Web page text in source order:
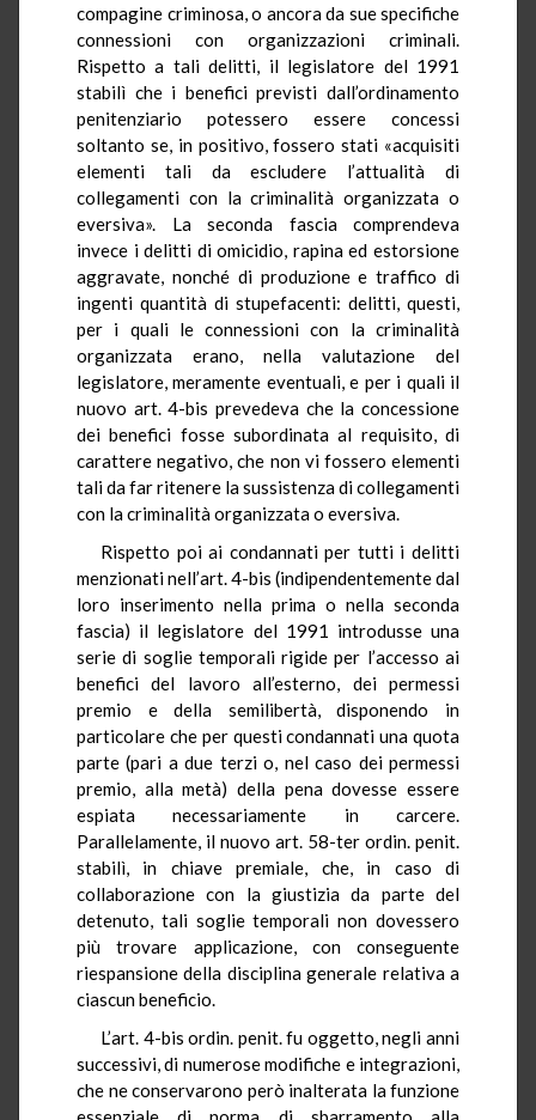
compagine criminosa, o ancora da sue specifiche
connessioni con organizzazioni criminali.
Rispetto a tali delitti, il legislatore del 1991
stabilì che i benefici previsti dall’ordinamento
penitenziario potessero essere concessi
soltanto se, in positivo, fossero stati «acquisiti
elementi tali da escludere l’attualità di
collegamenti con la criminalità organizzata o
eversiva». La seconda fascia comprendeva
invece i delitti di omicidio, rapina ed estorsione
aggravate, nonché di produzione e traffico di
ingenti quantità di stupefacenti: delitti, questi,
per i quali le connessioni con la criminalità
organizzata erano, nella valutazione del
legislatore, meramente eventuali, e per i quali il
nuovo art. 4-bis prevedeva che la concessione
dei benefici fosse subordinata al requisito, di
carattere negativo, che non vi fossero elementi
tali da far ritenere la sussistenza di collegamenti
con la criminalità organizzata o eversiva.
Rispetto poi ai condannati per tutti i delitti
menzionati nell’art. 4-bis (indipendentemente dal
loro inserimento nella prima o nella seconda
fascia) il legislatore del 1991 introdusse una
serie di soglie temporali rigide per l’accesso ai
benefici del lavoro all’esterno, dei permessi
premio e della semilibertà, disponendo in
particolare che per questi condannati una quota
parte (pari a due terzi o, nel caso dei permessi
premio, alla metà) della pena dovesse essere
espiata necessariamente in carcere.
Parallelamente, il nuovo art. 58-ter ordin. penit.
stabilì, in chiave premiale, che, in caso di
collaborazione con la giustizia da parte del
detenuto, tali soglie temporali non dovessero
più trovare applicazione, con conseguente
riespansione della disciplina generale relativa a
ciascun beneficio.
L’art. 4-bis ordin. penit. fu oggetto, negli anni
successivi, di numerose modifiche e integrazioni,
che ne conservarono però inalterata la funzione